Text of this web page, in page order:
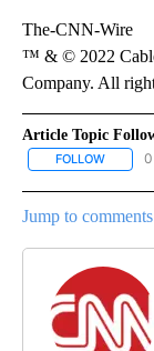
The-CNN-Wire
™ & © 2022
Company. All
Article Topic
FOLLOW
Jump to